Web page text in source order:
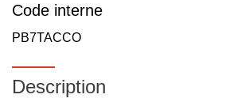
Code interne
PB7TACCO
Description